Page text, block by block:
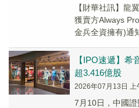
【財華社訊】龍
獲賣方Always
金兵全資擁有)通
【IPO速遞】希
超3.416億股
2026年07月13日 上
7月10日，中國